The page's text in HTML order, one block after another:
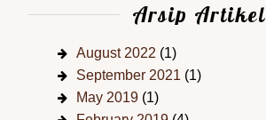
Arsip Artikel
August 2022 (1)
September 2021 (1)
May 2019 (1)